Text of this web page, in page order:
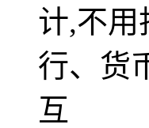
计,不用
行、货
互